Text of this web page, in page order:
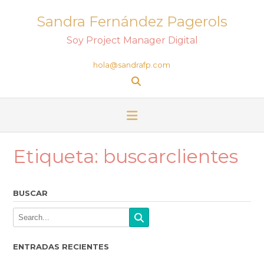
Sandra Fernández Pagerols
Soy Project Manager Digital
hola@sandrafp.com
Etiqueta: buscarclientes
BUSCAR
ENTRADAS RECIENTES